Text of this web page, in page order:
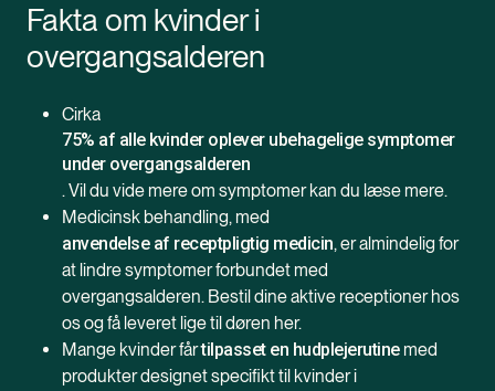
Fakta om kvinder i
overgangsalderen
Cirka
75% af alle kvinder oplever ubehagelige symptomer
under overgangsalderen
. Vil du vide mere om symptomer kan du læse mere.
Medicinsk behandling, med
anvendelse af receptpligtig medicin, er almindelig for
at lindre symptomer forbundet med
overgangsalderen. Bestil dine aktive receptioner hos
os og få leveret lige til døren her.
Mange kvinder fårtilpasset en hudplejerutinemed
produkter designet specifikt til kvinder i